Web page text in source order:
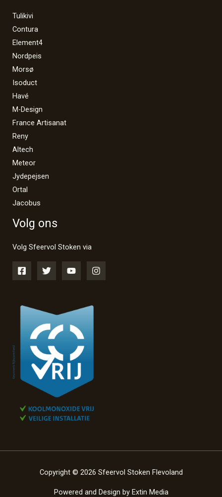
Tulikivi
Contura
Element4
Nordpeis
Morsø
Isoduct
Havé
M-Design
France Artisanat
Reny
Altech
Meteor
Jydepejsen
Ortal
Jacobus
Volg ons
Volg Sfeervol Stoken via
Copyright © 2026 Sfeervol Stoken Flevoland
Powered and Design by Extin Media